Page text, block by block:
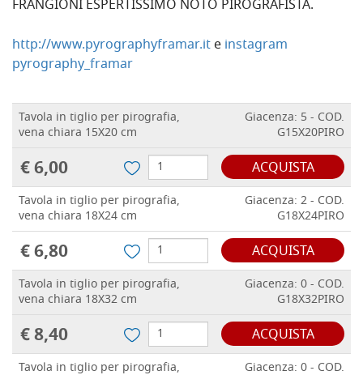
FRANGIONI ESPERTISSIMO NOTO PIROGRAFISTA.
http://www.pyrographyframar.iteinstagram
pyrography_framar
Tavola in tiglio per pirografia,
vena chiara 15X20 cm
Giacenza: 5 - COD.
G15X20PIRO
€ 6,00 ACQUISTA
Tavola in tiglio per pirografia,
vena chiara 18X24 cm
Giacenza: 2 - COD.
G18X24PIRO
€ 6,80 ACQUISTA
Tavola in tiglio per pirografia,
vena chiara 18X32 cm
Giacenza: 0 - COD.
G18X32PIRO
€ 8,40 ACQUISTA
Tavola in tiglio per pirografia,
Giacenza: 0 - COD.